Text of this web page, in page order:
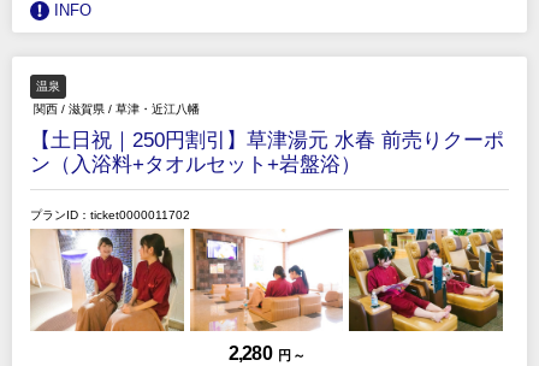
INFO
温泉
関西 / 滋賀県 / 草津・近江八幡
【土日祝｜250円割引】草津湯元 水春 前売りクーポ
ン（入浴料+タオルセット+岩盤浴）
プランID：ticket0000011702
2,280 円 ～